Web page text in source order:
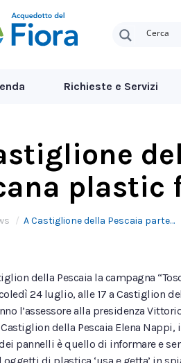
Richieste e Servizi
plastic
A Castiglione della Pescaia parte…
della Pescaia la campagna
24 luglio, alle 17 a Castiglion
l’assessore alla presidenza
della Pescaia Elena
pannelli è quello di informare e